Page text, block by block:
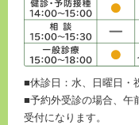
■休診日：水、日曜日・
■予約外受診の場合、午
受付になります。